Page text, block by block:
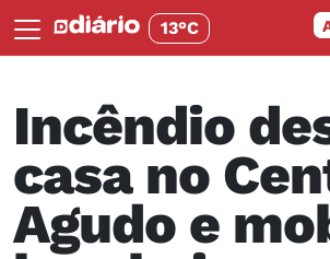
13°C
Incêndio
casa no
Agudo e